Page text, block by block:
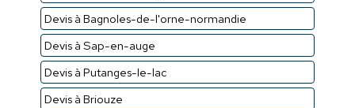
Devis à Bagnoles-de-l'orne-normandie
Devis à Sap-en-auge
Devis à Putanges-le-lac
Devis à Briouze